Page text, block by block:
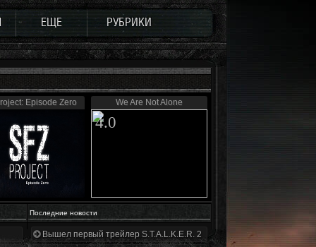
ЕЩЕ РУБРИКИ
Episode Zero We Are Not Alone
4.0
Последние новости
Вышел первый трейлер S.T.A.L.K.E.R. 2